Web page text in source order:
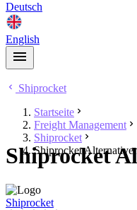
Deutsch
English
Shiprocket
Startseite
Freight Management
Shiprocket
Shiprocket
Shiprocket
Shiprocket